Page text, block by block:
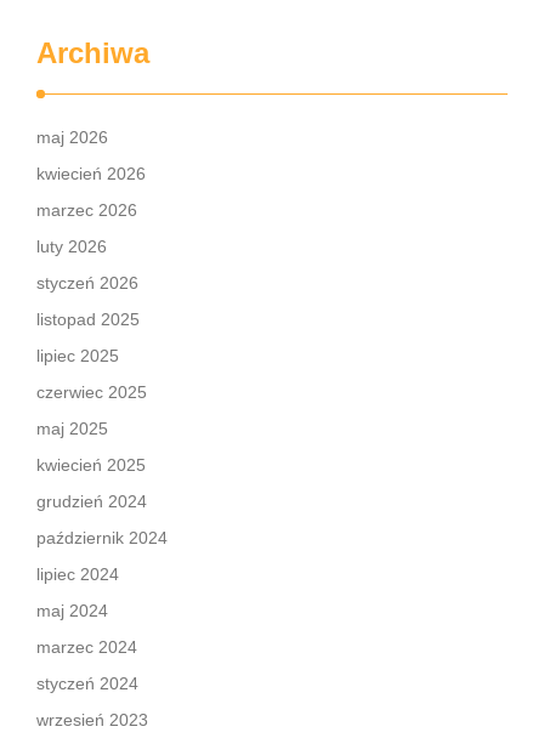
Archiwa
maj 2026
kwiecień 2026
marzec 2026
luty 2026
styczeń 2026
listopad 2025
lipiec 2025
czerwiec 2025
maj 2025
kwiecień 2025
grudzień 2024
październik 2024
lipiec 2024
maj 2024
marzec 2024
styczeń 2024
wrzesień 2023